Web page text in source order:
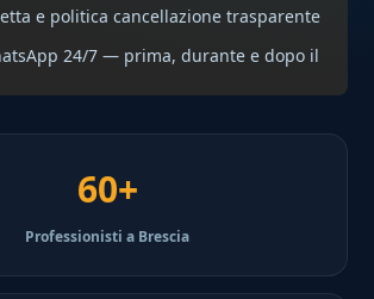
e politica cancellazione trasparente
24/7 — prima, durante e dopo il
60+
Professionisti a Brescia